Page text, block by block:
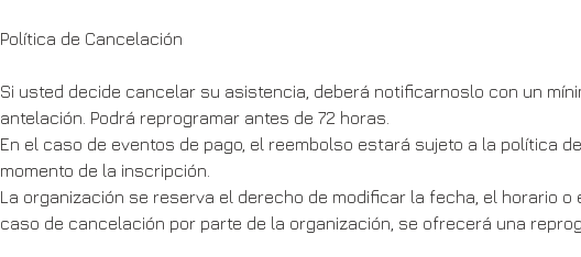
Política de Cancelación
Si usted decide cancelar su asistencia, deberá notificarnoslo con un
antelación. Podrá reprogramar antes de 72 horas.
En el caso de eventos de pago, el reembolso estará sujeto a la política
momento de la inscripción.
La organización se reserva el derecho de modificar la fecha, el horario o
caso de cancelación por parte de la organización, se ofrecerá una